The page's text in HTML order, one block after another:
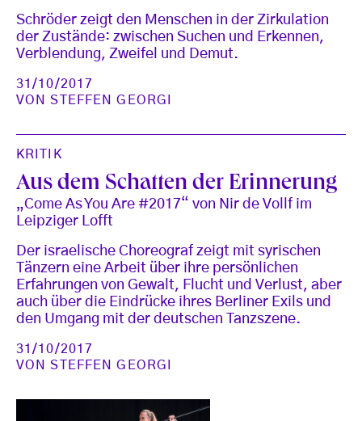
Schröder zeigt den Menschen in der Zirkulation
der Zustände: zwischen Suchen und Erkennen,
Verblendung, Zweifel und Demut.
31/10/2017
VONSTEFFEN GEORGI
KRITIK
Aus dem Schatten der Erinnerung
„Come As You Are #2017“ von Nir de Vollf im
Leipziger Lofft
Der israelische Choreograf zeigt mit syrischen
Tänzern eine Arbeit über ihre persönlichen
Erfahrungen von Gewalt, Flucht und Verlust, aber
auch über die Eindrücke ihres Berliner Exils und
den Umgang mit der deutschen Tanzszene.
31/10/2017
VONSTEFFEN GEORGI